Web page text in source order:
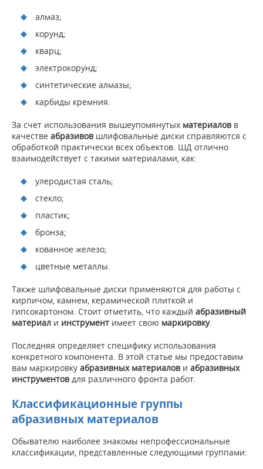
алмаз;
корунд;
кварц;
электрокорунд;
синтетические алмазы;
карбиды кремния.
За счет использования вышеупомянутых материалов в
качестве абразивов шлифовальные диски справляются с
обработкой практически всех объектов. ШД отлично
взаимодействует с такими материалами, как:
улеродистая сталь;
стекло;
пластик;
бронза;
кованное железо;
цветные металлы.
Также шлифовальные диски применяются для работы с
кирпичом, камнем, керамической плиткой и
гипсокартоном. Стоит отметить, что каждый абразивный
материал и инструмент имеет свою маркировку.
Последняя определяет специфику использования
конкретного компонента. В этой статье мы предоставим
вам маркировку абразивных материалов и абразивных
инструментов для различного фронта работ.
Классификационные группы
абразивных материалов
Обывателю наиболее знакомы непрофессиональные
классификации, представленные следующими группами: